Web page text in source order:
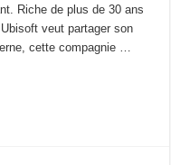
Riche de plus de 30 ans
veut partager son
cette compagnie …